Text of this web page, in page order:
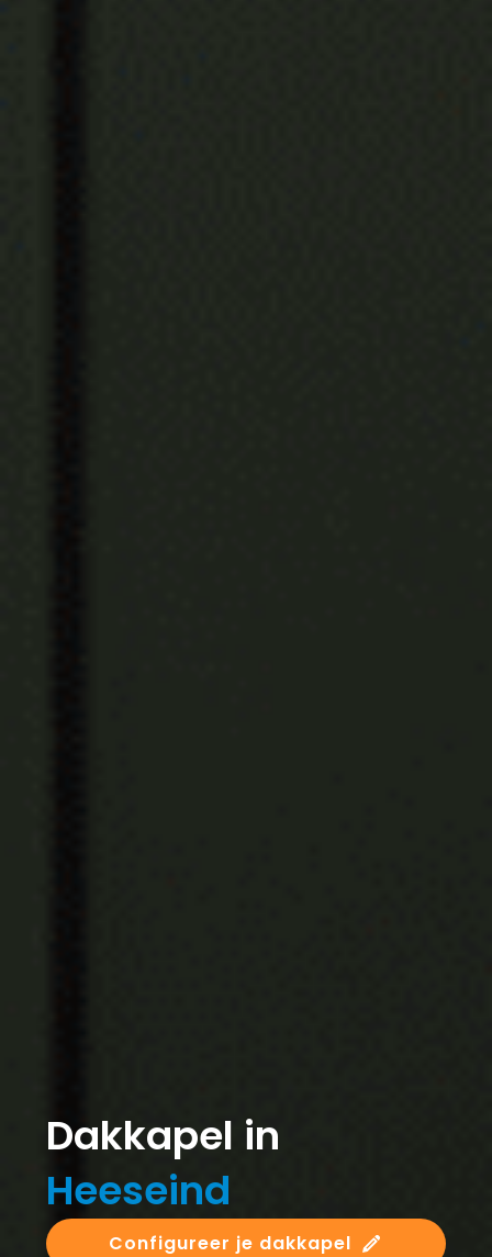
Dakkapel in
Heeseind
Configureer je dakkapel